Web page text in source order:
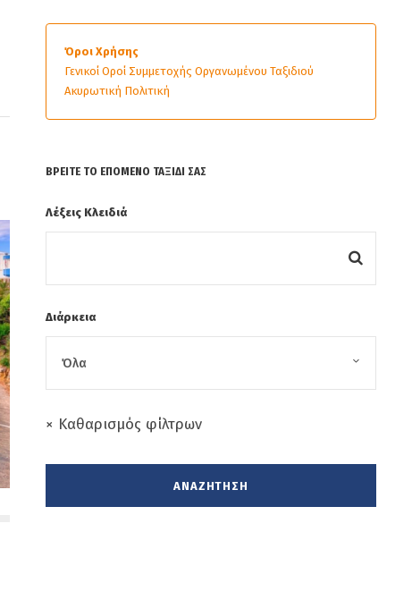
Όροι Χρήσης
Γενικοί Οροί Συμμετοχής Οργανωμένου Ταξιδιού
Ακυρωτική Πολιτική
ΒΡΕΊΤΕ ΤΟ ΕΠΌΜΕΝΟ ΤΑΞΊΔΙ ΣΑΣ
Λέξεις Κλειδιά
Διάρκεια
× Καθαρισμός φίλτρων